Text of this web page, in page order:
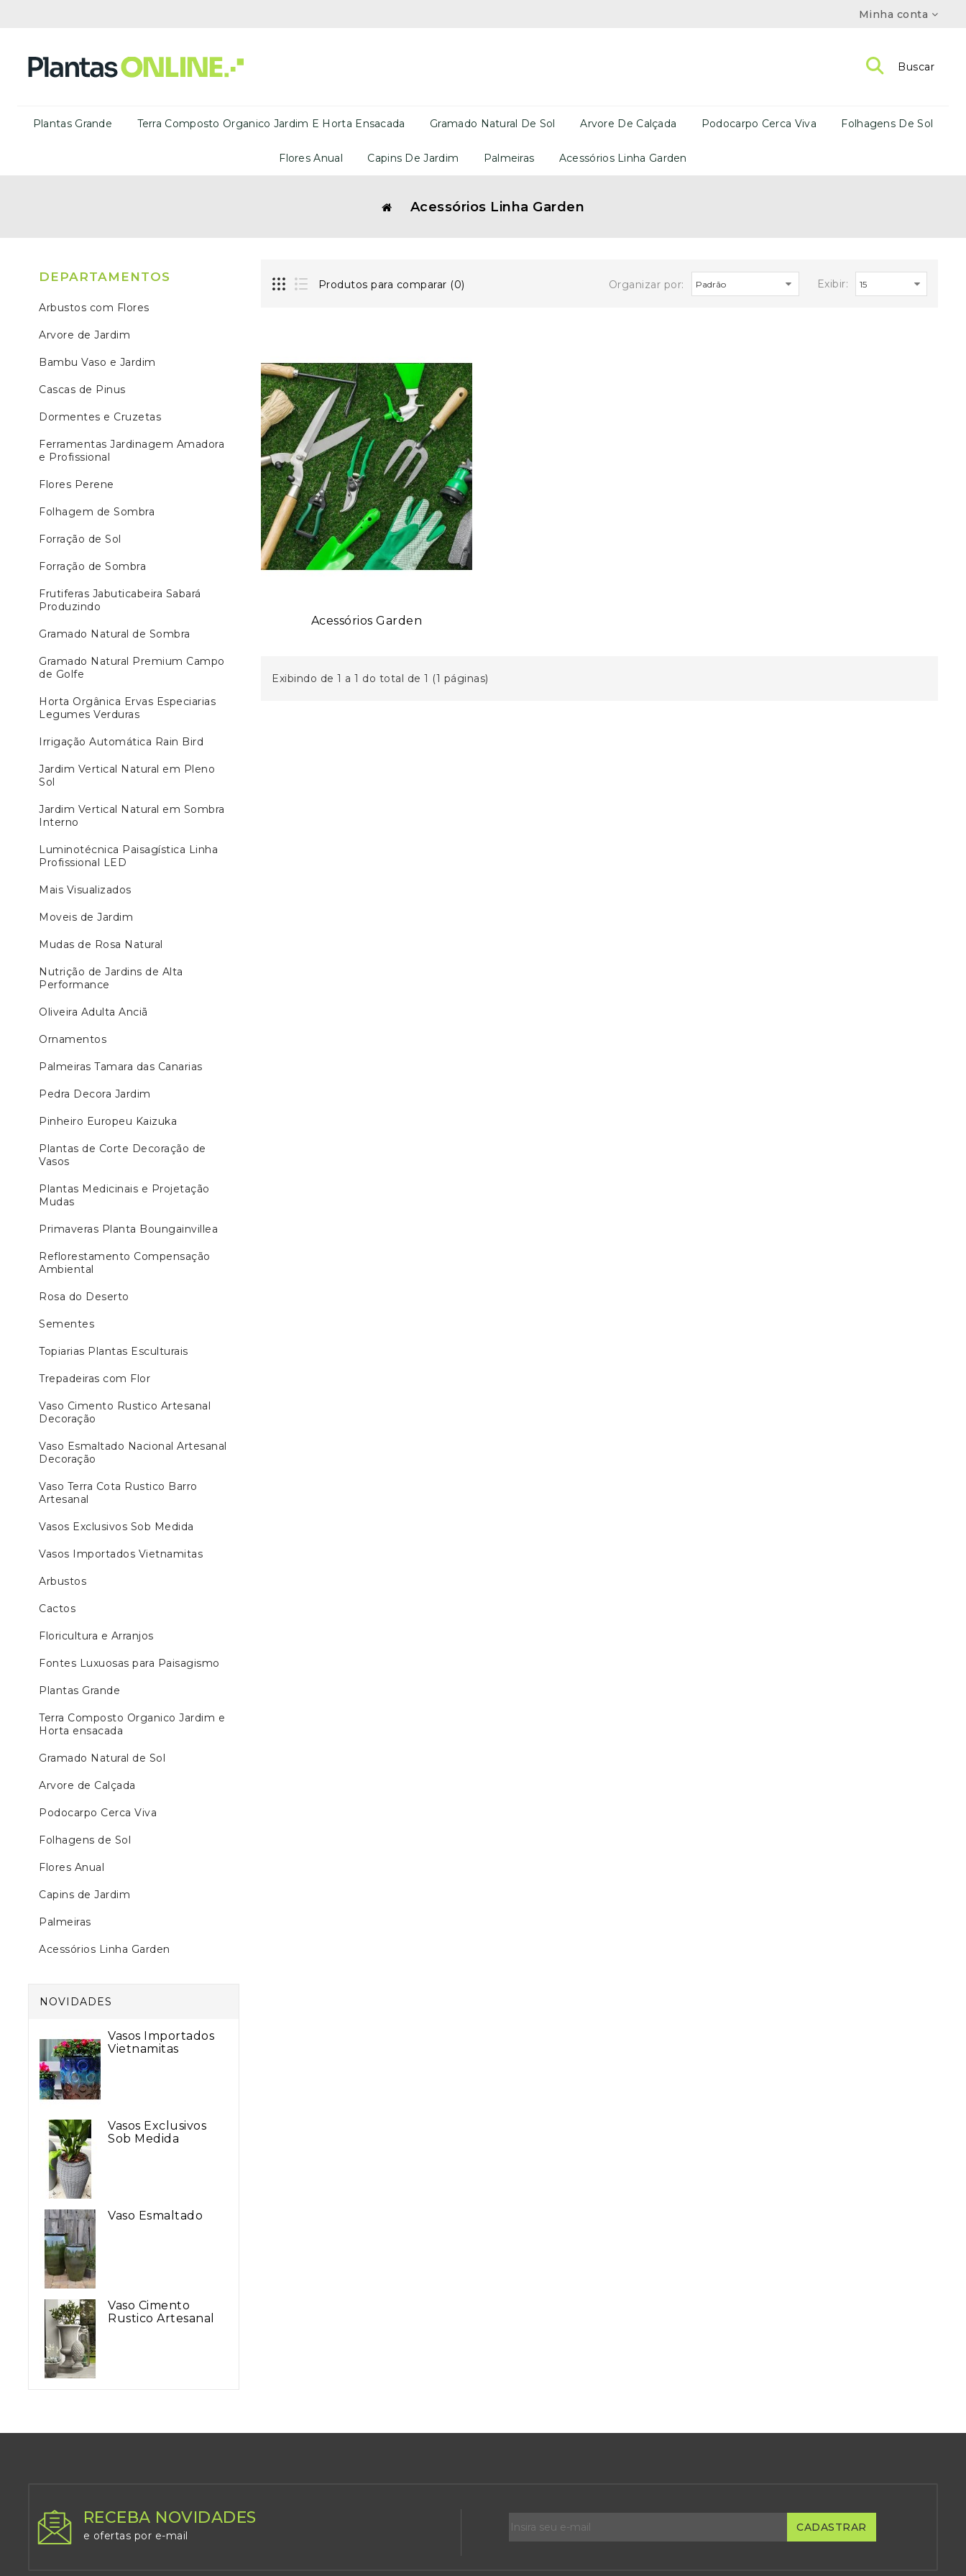
Minha conta
Buscar
Plantas Grande Terra Composto Organico Jardim E Horta Ensacada Gramado Natural De Sol Arvore De Calçada Podocarpo Cerca Viva Folhagens De Sol
Flores Anual Capins De Jardim Palmeiras Acessórios Linha Garden
Acessórios Linha Garden
DEPARTAMENTOS
Arbustos com Flores
Arvore de Jardim
Bambu Vaso e Jardim
Cascas de Pinus
Dormentes e Cruzetas
Ferramentas Jardinagem Amadora
e Profissional
Flores Perene
Folhagem de Sombra
Forração de Sol
Forração de Sombra
Frutiferas Jabuticabeira Sabará
Produzindo
Gramado Natural de Sombra
Gramado Natural Premium Campo
de Golfe
Horta Orgânica Ervas Especiarias
Legumes Verduras
Irrigação Automática Rain Bird
Jardim Vertical Natural em Pleno
Sol
Jardim Vertical Natural em Sombra
Interno
Luminotécnica Paisagística Linha
Profissional LED
Mais Visualizados
Moveis de Jardim
Mudas de Rosa Natural
Nutrição de Jardins de Alta
Performance
Oliveira Adulta Anciã
Ornamentos
Palmeiras Tamara das Canarias
Pedra Decora Jardim
Pinheiro Europeu Kaizuka
Plantas de Corte Decoração de
Vasos
Plantas Medicinais e Projetação
Mudas
Primaveras Planta Boungainvillea
Reflorestamento Compensação
Ambiental
Rosa do Deserto
Sementes
Topiarias Plantas Esculturais
Trepadeiras com Flor
Vaso Cimento Rustico Artesanal
Decoração
Vaso Esmaltado Nacional Artesanal
Decoração
Vaso Terra Cota Rustico Barro
Artesanal
Vasos Exclusivos Sob Medida
Vasos Importados Vietnamitas
Arbustos
Cactos
Floricultura e Arranjos
Fontes Luxuosas para Paisagismo
Plantas Grande
Terra Composto Organico Jardim e
Horta ensacada
Gramado Natural de Sol
Arvore de Calçada
Podocarpo Cerca Viva
Folhagens de Sol
Flores Anual
Capins de Jardim
Palmeiras
Acessórios Linha Garden
NOVIDADES
Vasos Importados
Vietnamitas
Vasos Exclusivos
Sob Medida
Vaso Esmaltado
Vaso Cimento
Rustico Artesanal
Produtos para comparar (0) Organizar por: Exibir:
Acessórios Garden
Exibindo de 1 a 1 do total de 1 (1 páginas)
RECEBA NOVIDADES
e ofertas por e-mail
CADASTRAR